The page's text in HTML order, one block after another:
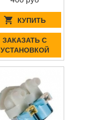
КУПИТЬ
ЗАКАЗАТЬ С
УСТАНОВКОЙ